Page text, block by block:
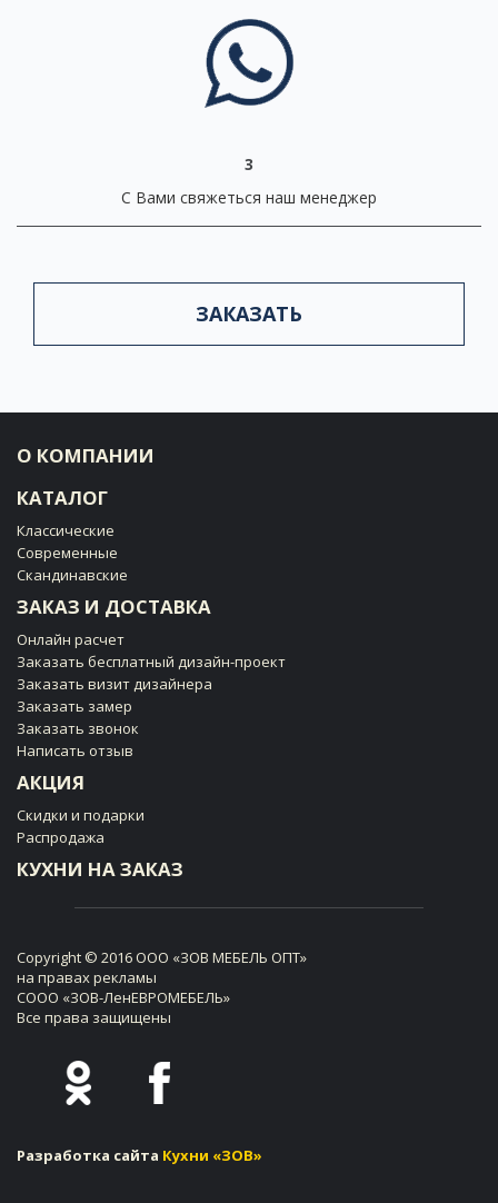
3
С Вами свяжеться наш менеджер
ЗАКАЗАТЬ
О КОМПАНИИ
КАТАЛОГ
Классические
Современные
Скандинавские
ЗАКАЗ И ДОСТАВКА
Онлайн расчет
Заказать бесплатный дизайн-проект
Заказать визит дизайнера
Заказать замер
Заказать звонок
Написать отзыв
АКЦИЯ
Скидки и подарки
Распродажа
КУХНИ НА ЗАКАЗ
Copyright © 2016 ООО «ЗОВ МЕБЕЛЬ ОПТ»
на правах рекламы
СООО «ЗОВ-ЛенЕВРОМЕБЕЛЬ»
Все права защищены
Разработка сайта Кухни «ЗОВ»